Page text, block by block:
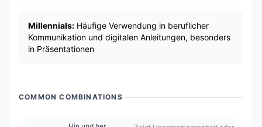
Millennials: Häufige Verwendung in beruflicher
Kommunikation und digitalen Anleitungen, besonders
in Präsentationen
COMMON COMBINATIONS